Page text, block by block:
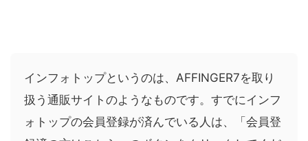
インフォトップというのは、AFFINGER7を取り
扱う通販サイトのようなものです。すでにインフ
ォトップの会員登録が済んでいる人は、「会員登